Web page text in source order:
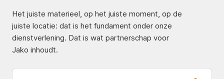
Het juiste materieel, op het juiste moment, op de
juiste locatie: dat is het fundament onder onze
dienstverlening. Dat is wat partnerschap voor
Jako inhoudt.